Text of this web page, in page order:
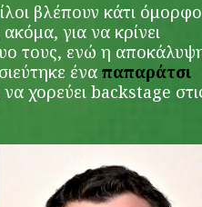
βλέπουν κάτι
για να κρίνει
τους, ενώ η
ένα παπαράτσι
χορεύει backstage